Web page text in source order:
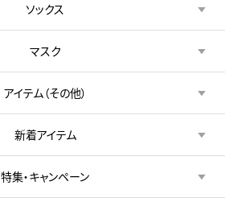
ソックス
マスク
アイテム（その他）
新着アイテム
特集・キャンペーン